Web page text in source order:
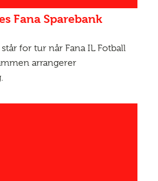
Fana Sparebank
for tur når Fana IL Fotball
arrangerer